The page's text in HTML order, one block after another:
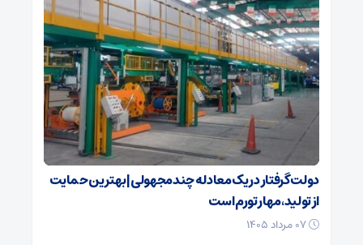
دولت گرفتار در یک معادله چندمجهولی| بهترین حمایت
از تولید، مهار تورم است